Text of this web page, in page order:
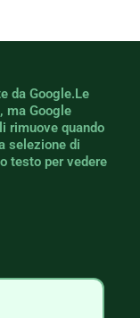
da Google.Le
ma Google
rimuove quando
selezione di
testo per vedere